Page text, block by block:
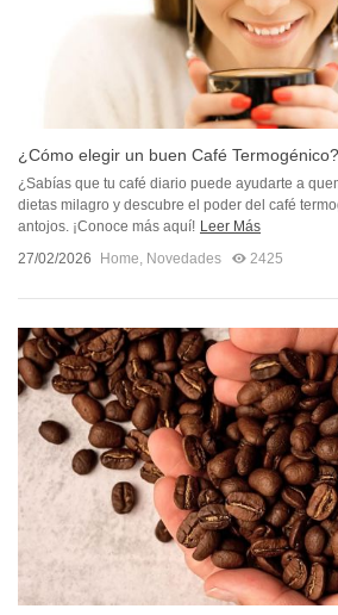
¿Cómo elegir un buen Café Termogénico?
¿Sabías que tu café diario puede ayudarte a
dietas milagro y descubre el poder del café
antojos. ¡Conoce más aquí! Leer Más
27/02/2026
Home, Novedades 2425